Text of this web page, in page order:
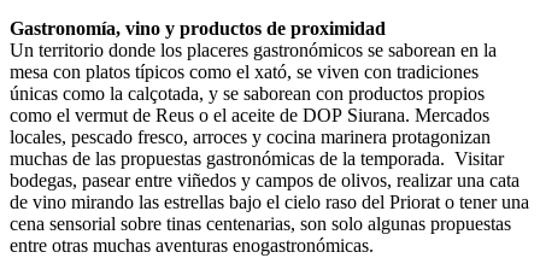
Gastronomía, vino y productos de proximidad
Un territorio donde los placeres gastronómicos se saborean en la
mesa con platos típicos como el xató, se viven con tradiciones
únicas como la calçotada, y se saborean con productos propios
como el vermut de Reus o el aceite de DOP Siurana. Mercados
locales, pescado fresco, arroces y cocina marinera protagonizan
muchas de las propuestas gastronómicas de la temporada. Visitar
bodegas, pasear entre viñedos y campos de olivos, realizar una cata
de vino mirando las estrellas bajo el cielo raso del Priorat o tener una
cena sensorial sobre tinas centenarias, son solo algunas propuestas
entre otras muchas aventuras enogastronómicas.